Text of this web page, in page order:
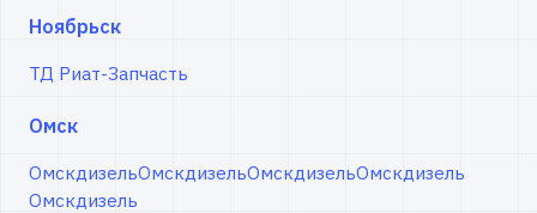
Ноябрьск
ТД Риат-Запчасть
Омск
ОмскдизельОмскдизельОмскдизельОмскдизель
Омскдизель